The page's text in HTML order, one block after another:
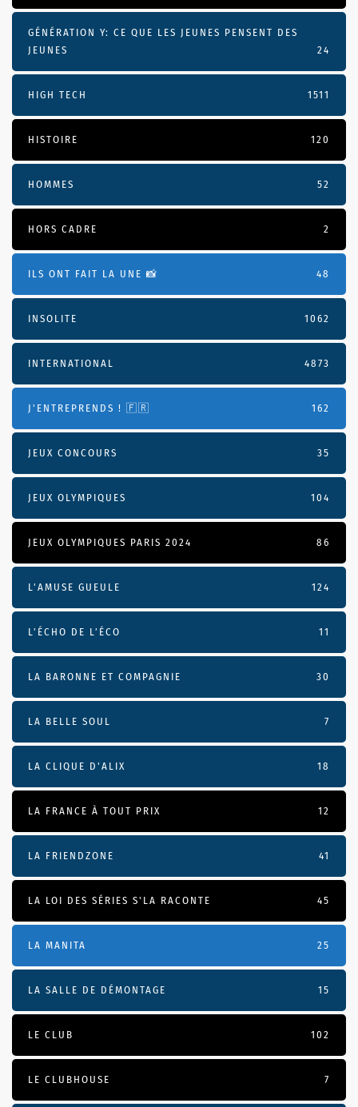
GÉNÉRATION Y: CE QUE LES JEUNES PENSENT DES
JEUNES
24
HIGH TECH 1511
HISTOIRE 120
HOMMES 52
HORS CADRE 2
ILS ONT FAIT LA UNE 📸 48
INSOLITE 1062
INTERNATIONAL 4873
J'ENTREPRENDS ! 🇫🇷 162
JEUX CONCOURS 35
JEUX OLYMPIQUES 104
JEUX OLYMPIQUES PARIS 2024 86
L'AMUSE GUEULE 124
L’ÉCHO DE L’ÉCO 11
LA BARONNE ET COMPAGNIE 30
LA BELLE SOUL 7
LA CLIQUE D'ALIX 18
LA FRANCE À TOUT PRIX 12
LA FRIENDZONE 41
LA LOI DES SÉRIES S'LA RACONTE 45
LA MANITA 25
LA SALLE DE DÉMONTAGE 15
LE CLUB 102
LE CLUBHOUSE 7